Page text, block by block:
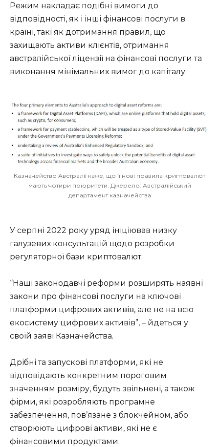
Режим накладає подібні вимоги до
відповідності, як і інші фінансові послуги в
країні, такі як дотримання правил, що
захищають активи клієнтів, отримання
австралійської ліцензії на фінансові послуги та
виконання мінімальних вимог до капіталу.
Казначейство Австралії каже, що її нові правила криптовалют
мають чотири пріоритети. Джерело: Австралійський
департамент казначейства
У серпні 2022 року уряд ініціював низку
галузевих консультацій щодо розробки
регуляторної бази криптовалют.
“Наші законодавчі реформи розширять наявні
закони про фінансові послуги на ключові
платформи цифрових активів, але не на всю
екосистему цифрових активів”, – йдеться у
своїй заяві Казначейства.
Дрібні та запускові платформи, які не
відповідають конкретним пороговим
значенням розміру, будуть звільнені, а також
фірми, які розробляють програмне
забезпечення, пов’язане з блокчейном, або
створюють цифрові активи, які не є
фінансовими продуктами.